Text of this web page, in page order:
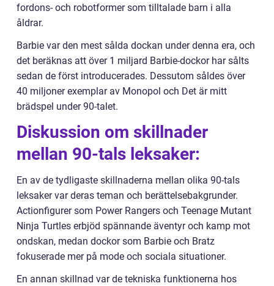
fordons- och robotformer som tilltalade barn i alla
åldrar.
Barbie var den mest sålda dockan under denna era, och
det beräknas att över 1 miljard Barbie-dockor har sålts
sedan de först introducerades. Dessutom såldes över
40 miljoner exemplar av Monopol och Det är mitt
brädspel under 90-talet.
Diskussion om skillnader
mellan 90-tals leksaker:
En av de tydligaste skillnaderna mellan olika 90-tals
leksaker var deras teman och berättelsebakgrunder.
Actionfigurer som Power Rangers och Teenage Mutant
Ninja Turtles erbjöd spännande äventyr och kamp mot
ondskan, medan dockor som Barbie och Bratz
fokuserade mer på mode och sociala situationer.
En annan skillnad var de tekniska funktionerna hos